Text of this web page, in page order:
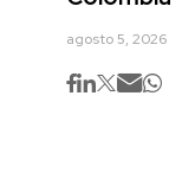
agosto 5, 2026